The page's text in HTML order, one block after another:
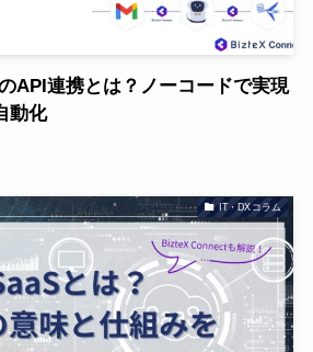
API連携とは？ノーコードで実現
動化
IT・DXコラム